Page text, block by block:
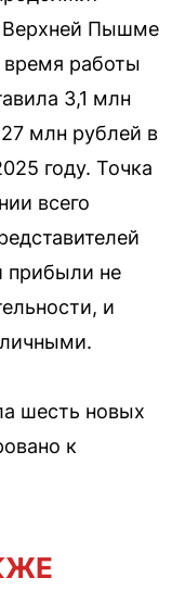
Верхней Пышме
время работы
3,1 млн
млн рублей в
году. Точка
всего
прибыли не
и
шесть новых
к